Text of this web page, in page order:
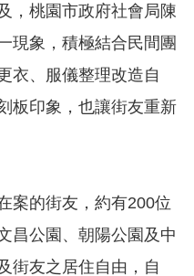
，桃園市政府社會局陳
現象，積極結合民間團
衣、服儀整理改造自
板印象，也讓街友重新
案的街友，約有200位
昌公園、朝陽公園及中
街友之居住自由，自